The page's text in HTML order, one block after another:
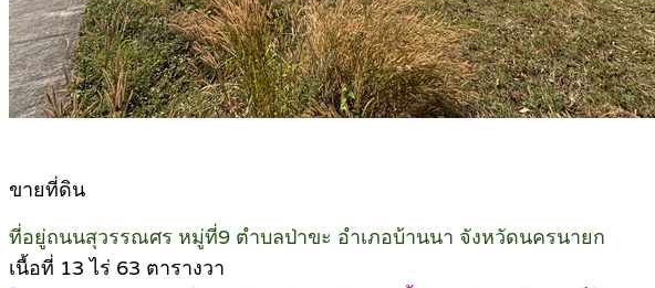
ขายที่ดิน
ที่อยู่ถนนสุวรรณศร หมู่ที่9 ตำบลป่าขะ อำเภอบ้านนา จังหวัดนครนายก
เนื้อที่ 13 ไร่ 63 ตารางวา